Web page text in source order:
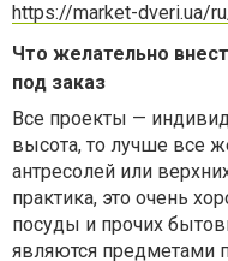
https://market-dveri.ua/
Что желательно
под заказ
Все проекты —
высота, то лучше все
антресолей или
практика, это очень
посуды и прочих
являются предметами